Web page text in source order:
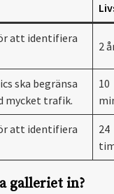
att identifiera
2
ska begränsa
mycket trafik.
10
att identifiera
24
galleriet in?